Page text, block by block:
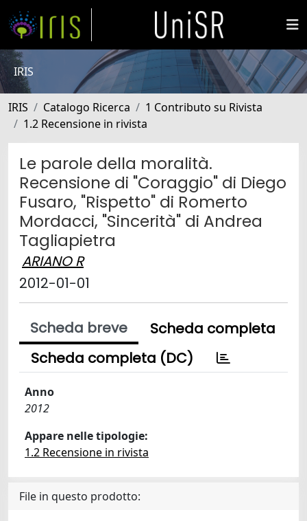
IRIS
IRIS Catalogo Ricerca
1 Contributo su Rivista
1.2 Recensione in rivista
Le parole della moralità.
Recensione di "Coraggio" di Diego
Fusaro, "Rispetto" di Romerto
Mordacci, "Sincerità" di Andrea
Tagliapietra
ARIANO R
2012-01-01
Scheda breve
Scheda completa
Scheda completa (DC)
Anno
2012
Appare nelle tipologie:
1.2 Recensione in rivista
File in questo prodotto: